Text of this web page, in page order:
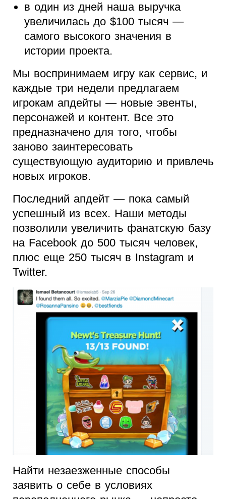
в один из дней наша выручка
увеличилась до $100 тысяч —
самого высокого значения в
истории проекта.
Мы воспринимаем игру как сервис, и
каждые три недели предлагаем
игрокам апдейты — новые эвенты,
персонажей и контент. Все это
предназначено для того, чтобы
заново заинтересовать
существующую аудиторию и привлечь
новых игроков.
Последний апдейт — пока самый
успешный из всех. Наши методы
позволили увеличить фанатскую базу
на Facebook до 500 тысяч человек,
плюс еще 250 тысяч в Instagram и
Twitter.
Найти незаезженные способы
заявить о себе в условиях